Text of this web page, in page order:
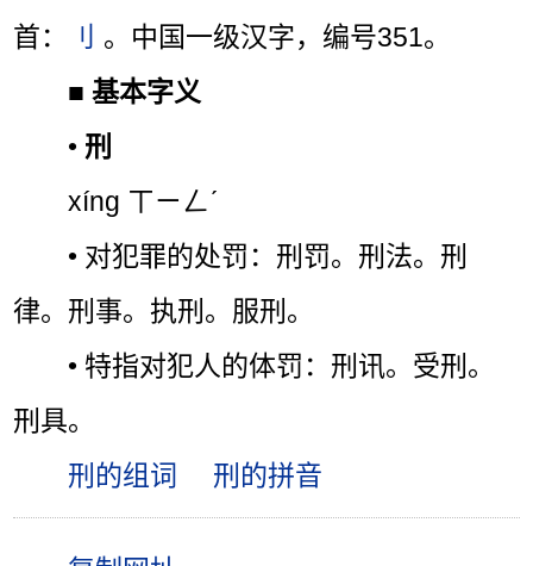
首：
刂
。中国一级汉字，编号351。
■基本字义
• 刑
xíng ㄒㄧㄥˊ
• 对犯罪的处罚：刑罚。刑法。刑
律。刑事。执刑。服刑。
• 特指对犯人的体罚：刑讯。受刑。
刑具。
刑的组词
刑的拼音